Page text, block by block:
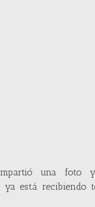
una foto
ya está recibiendo